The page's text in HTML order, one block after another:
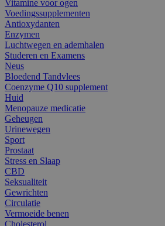
Vitamine voor ogen
Voedingssupplementen
Antioxydanten
Enzymen
Luchtwegen en ademhalen
Studeren en Examens
Neus
Bloedend Tandvlees
Coenzyme Q10 supplement
Huid
Menopauze medicatie
Geheugen
Urinewegen
Sport
Prostaat
Stress en Slaap
CBD
Seksualiteit
Gewrichten
Circulatie
Vermoeide benen
Cholesterol